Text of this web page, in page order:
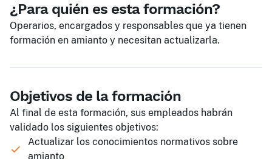
¿Para quién es esta formación?
Operarios, encargados y responsables que ya tienen
formación en amianto y necesitan actualizarla.
Objetivos de la formación
Al final de esta formación, sus empleados habrán
validado los siguientes objetivos:
Actualizar los conocimientos normativos sobre
amianto